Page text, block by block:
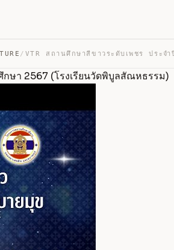
/
กษา 2567 (โรงเรียนวัดพิบูลสัณหธรรม)